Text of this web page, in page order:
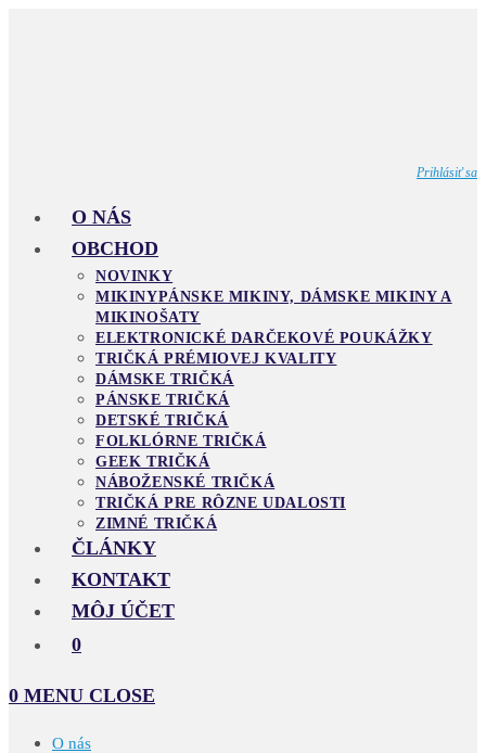
Prihlásiť sa
O NÁS
OBCHOD
NOVINKY
MIKINYPÁNSKE MIKINY, DÁMSKE MIKINY A
MIKINOŠATY
ELEKTRONICKÉ DARČEKOVÉ POUKÁŽKY
TRIČKÁ PRÉMIOVEJ KVALITY
DÁMSKE TRIČKÁ
PÁNSKE TRIČKÁ
DETSKÉ TRIČKÁ
FOLKLÓRNE TRIČKÁ
GEEK TRIČKÁ
NÁBOŽENSKÉ TRIČKÁ
TRIČKÁ PRE RÔZNE UDALOSTI
ZIMNÉ TRIČKÁ
ČLÁNKY
KONTAKT
MÔJ ÚČET
0
0 MENU CLOSE
O nás